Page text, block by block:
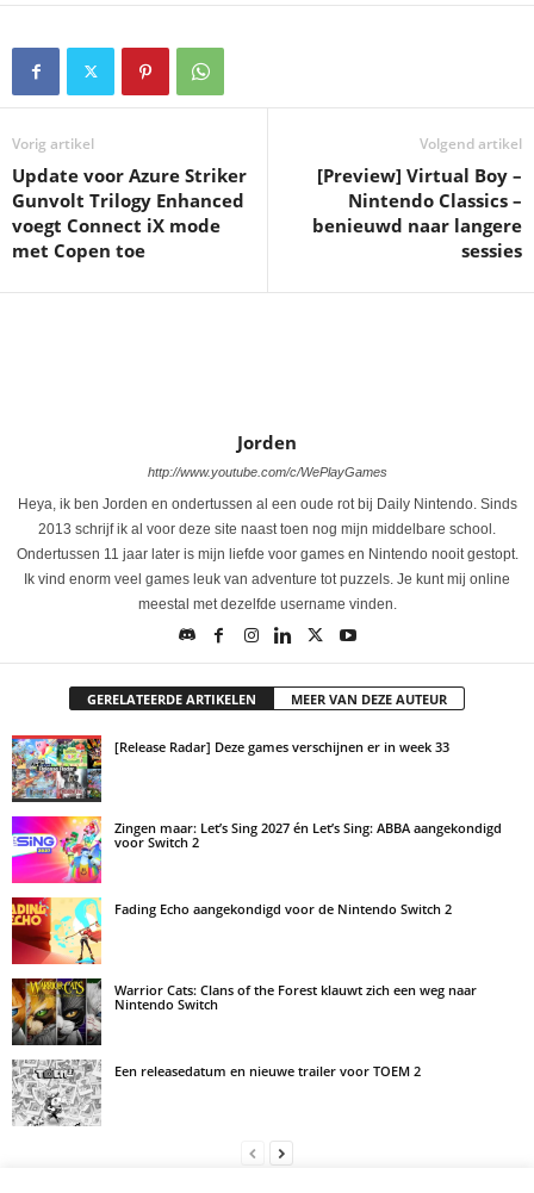
Vorig artikel
Update voor Azure Striker
Gunvolt Trilogy Enhanced
voegt Connect iX mode
met Copen toe
Volgend artikel
[Preview] Virtual Boy –
Nintendo Classics –
benieuwd naar langere
sessies
Jorden
http://www.youtube.com/c/WePlayGames
Heya, ik ben Jorden en ondertussen al een oude rot bij Daily Nintendo. Sinds
2013 schrijf ik al voor deze site naast toen nog mijn middelbare school.
Ondertussen 11 jaar later is mijn liefde voor games en Nintendo nooit gestopt.
Ik vind enorm veel games leuk van adventure tot puzzels. Je kunt mij online
meestal met dezelfde username vinden.
GERELATEERDE ARTIKELEN MEER VAN DEZE AUTEUR
[Release Radar] Deze games verschijnen er in week 33
Zingen maar: Let’s Sing 2027 én Let’s Sing: ABBA aangekondigd
voor Switch 2
Fading Echo aangekondigd voor de Nintendo Switch 2
Warrior Cats: Clans of the Forest klauwt zich een weg naar
Nintendo Switch
Een releasedatum en nieuwe trailer voor TOEM 2